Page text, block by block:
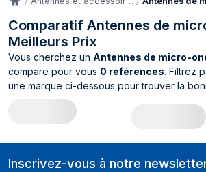
Accueil
Comparatif Antennes de
Meilleurs Prix
Vous cherchez un Antennes de micro-
compare pour vous 0 références. Filtrez
une marque ci-dessous pour trouver la
Comparateur de prix
Inscrivez-vous à notre